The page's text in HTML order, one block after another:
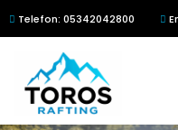
Telefon: 05342042800